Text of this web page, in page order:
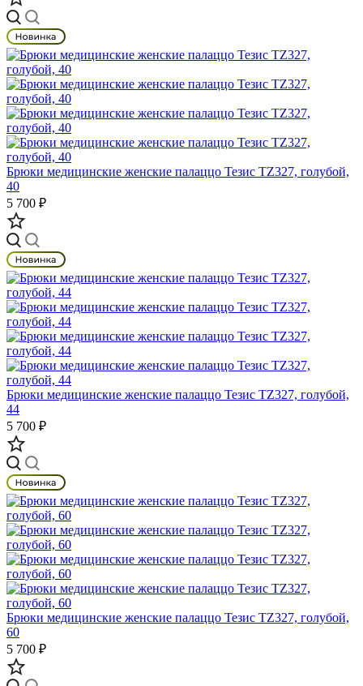
Брюки медицинские женские палаццо Тезис TZ327, голубой,
40
5 700 ₽
Брюки медицинские женские палаццо Тезис TZ327, голубой,
44
5 700 ₽
Брюки медицинские женские палаццо Тезис TZ327, голубой,
60
5 700 ₽